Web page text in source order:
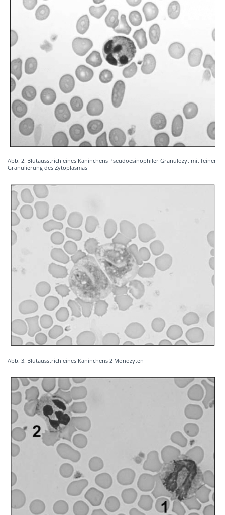
Abb. 2: Blutausstrich eines Kaninchens Pseudoesinophiler Granulozyt mit feiner
Granulierung des Zytoplasmas
Abb. 3: Blutausstrich eines Kaninchens 2 Monozyten